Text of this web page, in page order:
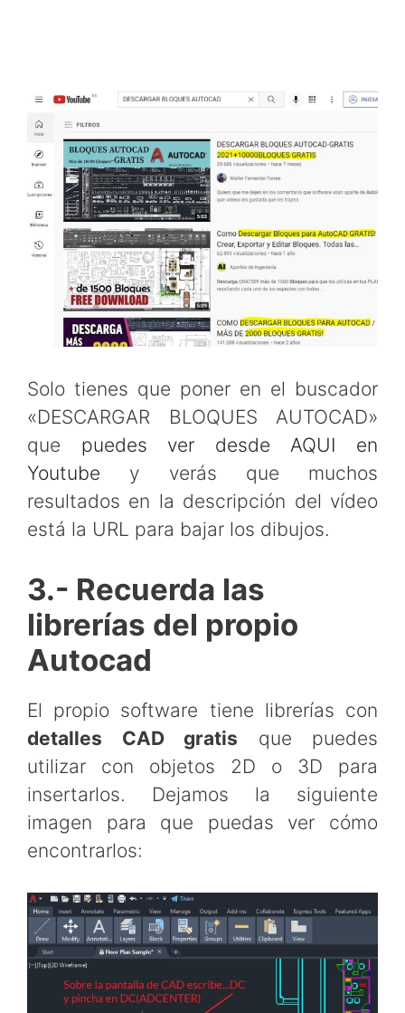
Solo tienes que poner en el buscador
«DESCARGAR BLOQUES AUTOCAD»
que puedes ver desde AQUI en
Youtube y verás que muchos
resultados en la descripción del vídeo
está la URL para bajar los dibujos.
3.- Recuerda las
librerías del propio
Autocad
El propio software tiene librerías con
detalles CAD gratis que puedes
utilizar con objetos 2D o 3D para
insertarlos. Dejamos la siguiente
imagen para que puedas ver cómo
encontrarlos: